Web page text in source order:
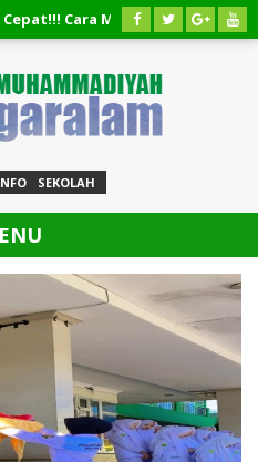
Cara Mengembalikan Dana PT
SEKOLAH